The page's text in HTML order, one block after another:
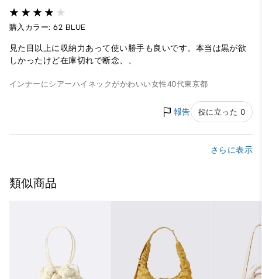
購入カラー: 62 BLUE
見た目以上に収納力あって使い勝手も良いです。本当は黒が欲
しかったけど在庫切れで断念、、
インナーにシアーハイネックがかわいい女性40代東京都
報告 役に立った 0
さらに表示
類似商品